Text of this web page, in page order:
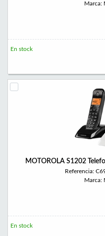
Marca:
En stock
MOTOROLA S1202
Referencia:
Marca:
En stock